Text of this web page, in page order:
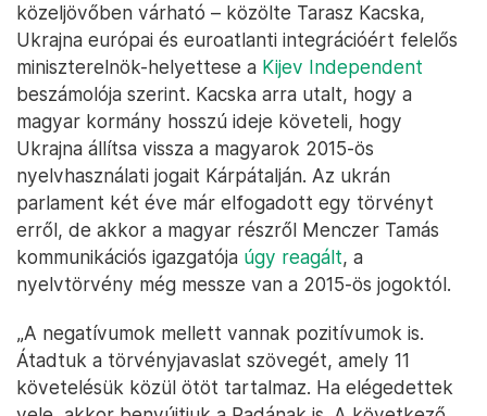
közeljövőben várható – közölte Tarasz Kacska,
Ukrajna európai és euroatlanti integrációért felelős
miniszterelnök-helyettese a Kijev Independent
beszámolója szerint. Kacska arra utalt, hogy a
magyar kormány hosszú ideje követeli, hogy
Ukrajna állítsa vissza a magyarok 2015-ös
nyelvhasználati jogait Kárpátalján. Az ukrán
parlament két éve már elfogadott egy törvényt
erről, de akkor a magyar részről Menczer Tamás
kommunikációs igazgatója úgy reagált, a
nyelvtörvény még messze van a 2015-ös jogoktól.
„A negatívumok mellett vannak pozitívumok is.
Átadtuk a törvényjavaslat szövegét, amely 11
követelésük közül ötöt tartalmaz. Ha elégedettek